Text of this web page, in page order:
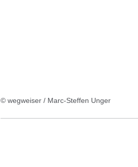
© wegweiser / Marc-Steffen Unger